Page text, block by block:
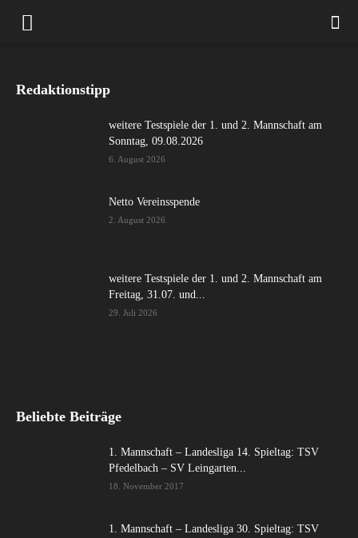
Redaktionstipp
weitere Testspiele der 1. und 2. Mannschaft am
Sonntag, 09.08.2026
6. August 2026
Netto Vereinsspende
2. August 2026
weitere Testspiele der 1. und 2. Mannschaft am
Freitag, 31.07. und...
29. Juli 2026
Beliebte Beiträge
1. Mannschaft – Landesliga 14. Spieltag: TSV
Pfedelbach – SV Leingarten...
18. November 2017
1. Mannschaft – Landesliga 30. Spieltag: TSV